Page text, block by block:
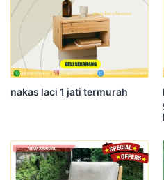
nakas laci 1 jati termurah